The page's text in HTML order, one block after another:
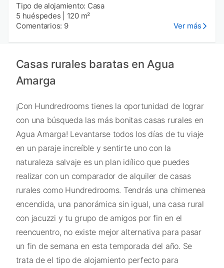
Tipo de alojamiento: Casa
5 huéspedes
120 m²
Comentarios: 9
Ver más
Casas rurales baratas en Agua
Amarga
¡Con Hundredrooms tienes la oportunidad de lograr
con una búsqueda las más bonitas casas rurales en
Agua Amarga! Levantarse todos los días de tu viaje
en un paraje increíble y sentirte uno con la
naturaleza salvaje es un plan idílico que puedes
realizar con un comparador de alquiler de casas
rurales como Hundredrooms. Tendrás una chimenea
encendida, una panorámica sin igual, una casa rural
con jacuzzi y tu grupo de amigos por fin en el
reencuentro, no existe mejor alternativa para pasar
un fin de semana en esta temporada del año. Se
trata de el tipo de alojamiento perfecto para